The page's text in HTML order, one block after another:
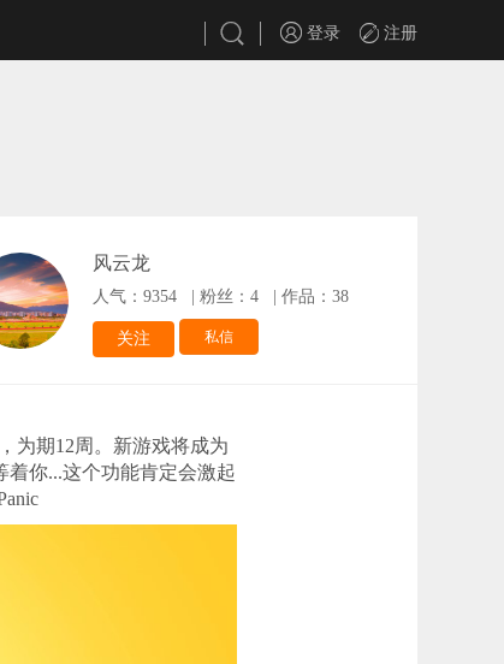
登录 注册
风云龙
人气：9354 粉丝：4 作品：38
关注 私信
为期12周。新游戏将成为
着你...这个功能肯定会激起